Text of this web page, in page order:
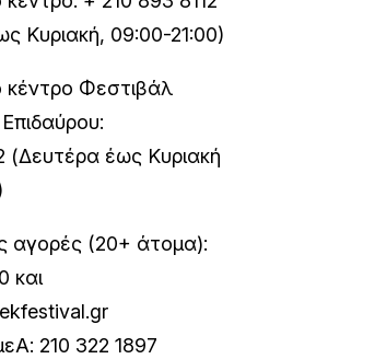
Κυριακή, 09:00-21:00)
κέντρο Φεστιβάλ
(Δευτέρα έως Κυριακή
αγορές (20+ άτομα):
και
210 322 1897